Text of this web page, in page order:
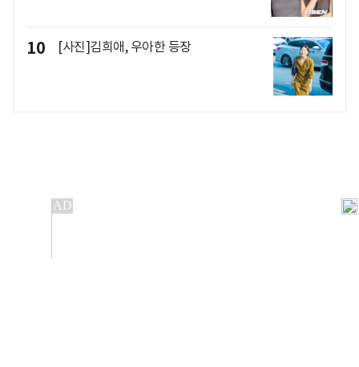
10 [사진]김희애, 우아한 등장